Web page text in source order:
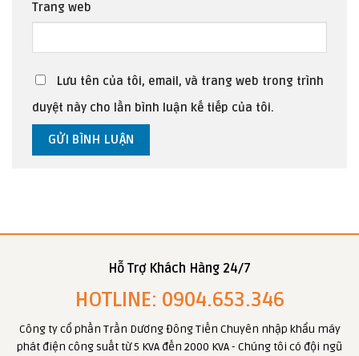
Trang web
Lưu tên của tôi, email, và trang web trong trình
duyệt này cho lần bình luận kế tiếp của tôi.
Hỗ Trợ Khách Hàng 24/7
HOTLINE: 0904.653.346
Công ty cổ phần Trần Dương Đông Tiến Chuyên nhập khẩu máy
phát điện công suất từ 5 KVA đến 2000 KVA - Chúng tôi có đội ngũ